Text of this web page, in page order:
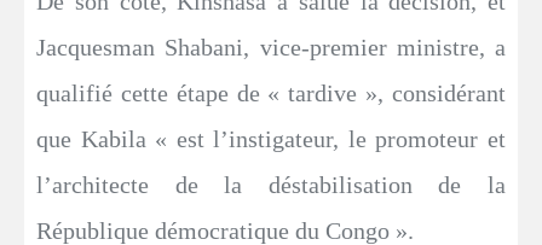
Jacquesman Shabani, vice-premier ministre, a
qualifié cette étape de « tardive », considérant
que Kabila « est l’instigateur, le promoteur et
l’architecte de la déstabilisation de la
République démocratique du Congo ».